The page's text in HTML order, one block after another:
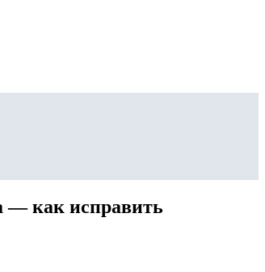
— как исправить